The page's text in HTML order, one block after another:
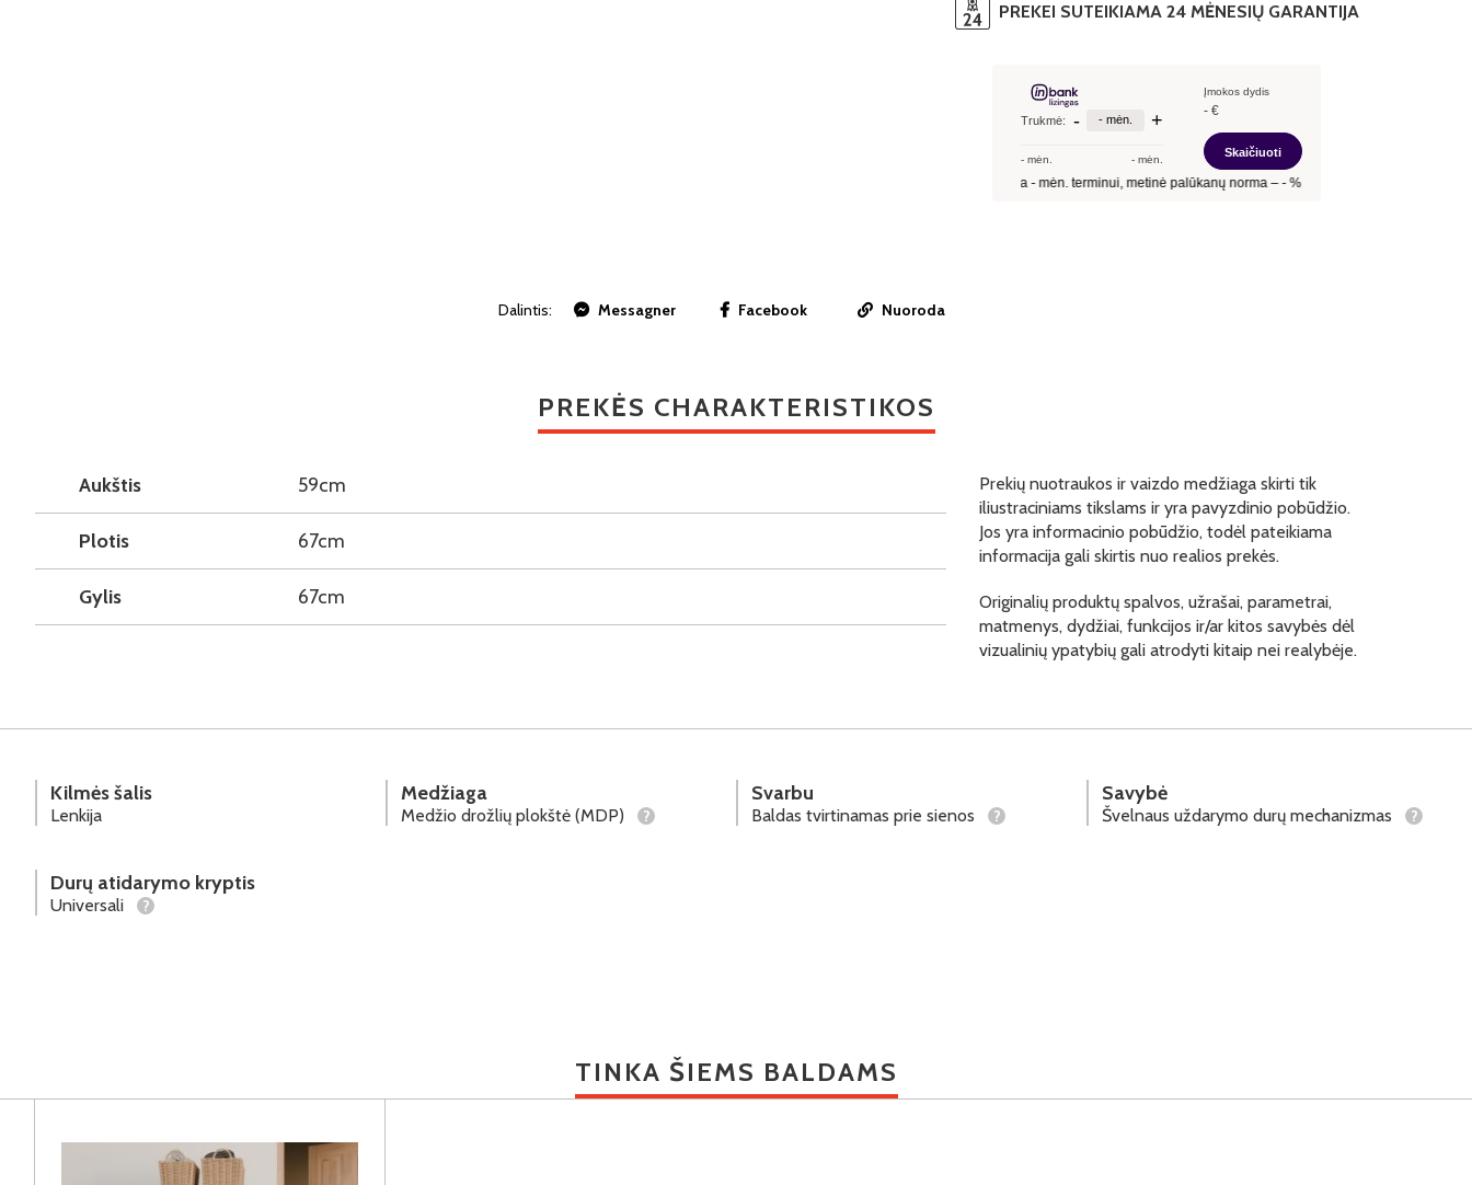
PREKEI SUTEIKIAMA 24 MĖNESIŲ GARANTIJA
Dalintis: Messagner Facebook Nuoroda
PREKĖS CHARAKTERISTIKOS
Aukštis 59cm
Plotis 67cm
Gylis 67cm
Prekių nuotraukos ir vaizdo medžiaga skirti tik
iliustraciniams tikslams ir yra pavyzdinio pobūdžio.
Jos yra informacinio pobūdžio, todėl pateikiama
informacija gali skirtis nuo realios prekės.
Originalių produktų spalvos, užrašai, parametrai,
matmenys, dydžiai, funkcijos ir/ar kitos savybės dėl
vizualinių ypatybių gali atrodyti kitaip nei realybėje.
Kilmės šalis
Lenkija
Medžiaga
Medžio drožlių plokštė (MDP) ?
Svarbu
Baldas tvirtinamas prie sienos ?
Savybė
Švelnaus uždarymo durų mechanizmas ?
Durų atidarymo kryptis
Universali ?
TINKA ŠIEMS BALDAMS